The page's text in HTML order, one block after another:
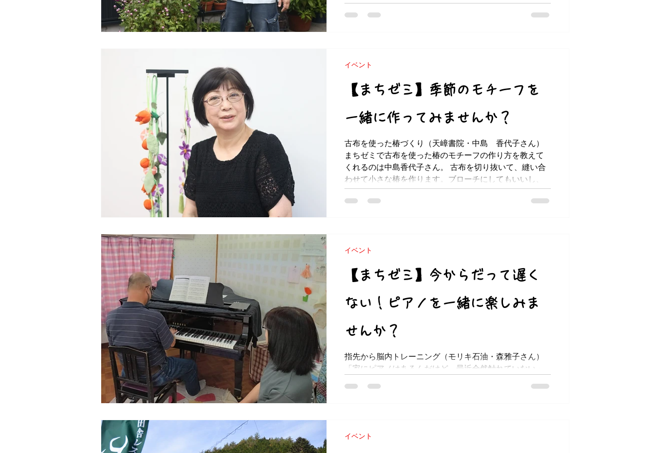
前から卓球を続けています。...
【まちゼミ】季節のモチーフを
一緒に作ってみませんか？
古布を使った椿づくり（天嶂書院・中島 香代子さん）
まちゼミで古布を使った椿のモチーフの作り方を教えて
くれるのは中島香代子さん。 古布を切り抜いて、縫い合
わせて小さな椿を作ります。ブローチにしてもいいし、
いくつか作ってつるし飾りにしてもとっても綺麗。...
イベント
【まちゼミ】今からだって遅く
ない！ピアノを一緒に楽しみま
せんか？
指先から脳内トレーニング（モリキ石油・森雅子さん）
「家にピアノはあるんだけど、最近全然触れていない」
イベント
イベント